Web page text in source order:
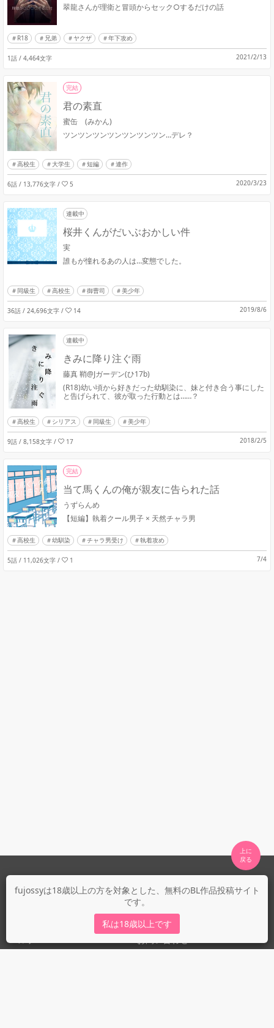
fujossyは18歳以上の方を対象とした、無料のBL作品投稿サイト
です。
私は18歳以上です
翠龍さんが理衛と冒頭からセック○するだけの話
R18 兄弟 ヤクザ 年下攻め
1話 / 4,464文字 2021/2/13
完結
君の素直
蜜缶 (みかん)
ツンツンツンツンツンツンツン…デレ？
高校生 大学生 短編 連作
6話 / 13,776文字 / 5 2020/3/23
連載中
桜井くんがだいぶおかしい件
実
誰もが憧れるあの人は…変態でした。
同級生 高校生 御曹司 美少年
36話 / 24,696文字 / 14 2019/8/6
連載中
きみに降り注ぐ雨
藤真 鞘@Jガーデン(ひ17b)
(R18)幼い頃から好きだった幼馴染に、妹と付き合う事にした
と告げられて、彼が取った行動とは……？
高校生 シリアス 同級生 美少年
9話 / 8,158文字 / 17 2018/2/5
完結
当て馬くんの俺が親友に告られた話
うずらんめ
【短編】執着クール男子 × 天然チャラ男
高校生 幼馴染 チャラ男受け 執着攻め
5話 / 11,026文字 / 1 7/4
上に
fujossyについて
fujossy運営ブログ